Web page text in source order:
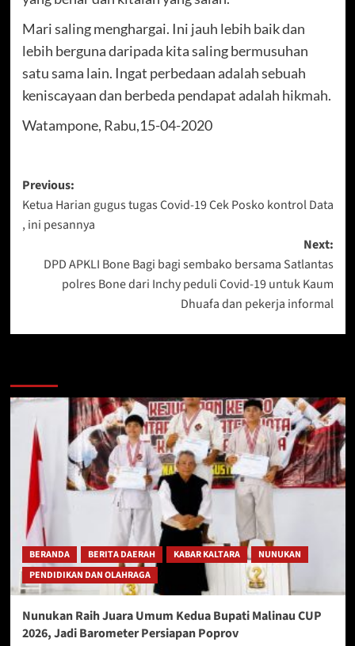
Mari saling menghargai. Ini jauh lebih baik dan
lebih berguna daripada kita saling bermusuhan
satu sama lain. Ingat perbedaan adalah sebuah
keniscayaan dan berbeda pendapat adalah hikmah.
Watampone, Rabu,15-04-2020
Post
navigation
Previous:
Ketua Harian gugus tugas Covid-19 Cek Posko kontrol Data
, ini pesannya
Next:
DPD APKLI Bone Bagi bagi sembako bersama Satlantas
polres Bone dari Inchy peduli Covid-19 untuk Kaum
Dhuafa dan pekerja informal
BERANDA BERITA DAERAH KABAR KALTARA
NUNUKAN
PENDIDIKAN DAN OLAHRAGA
Nunukan Raih Juara Umum Kedua Bupati Malinau CUP
2026, Jadi Barometer Persiapan Poprov